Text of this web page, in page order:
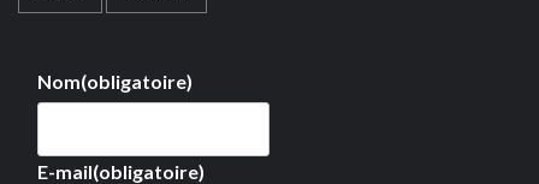
Nom(obligatoire)
E-mail(obligatoire)